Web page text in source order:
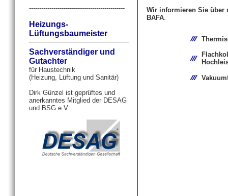
-----------------------------------------------
Heizungs-
Lüftungsbaumeister
Sachverständiger und
Gutachter
für Haustechnik
(Heizung, Lüftung und Sanitär)
Dirk Günzel ist geprüftes und
anerkanntes Mitglied der DESAG
und BSG e.V.
Wir informieren Sie über
BAFA.